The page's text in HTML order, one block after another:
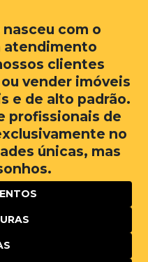
com o
atendimento
clientes
vender imóveis
e de alto padrão.
profissionais de
no
únicas, mas